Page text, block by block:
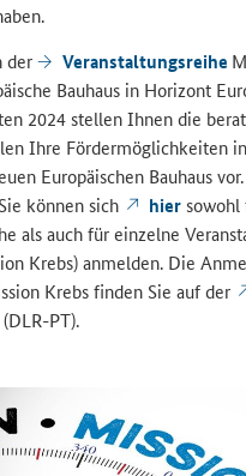
der
Ver­an­stal­tungs­rei­he
Bau­haus in Ho­ri­zont
2024 stel­len Ihnen die
Ihre För­der­mög­lich­kei­ten
Eu­ro­päi­schen Bau­haus
kön­nen sich
hier
als auch für ein­zel­ne
Krebs) an­mel­den. Die
Krebs fin­den Sie auf der
​PT).